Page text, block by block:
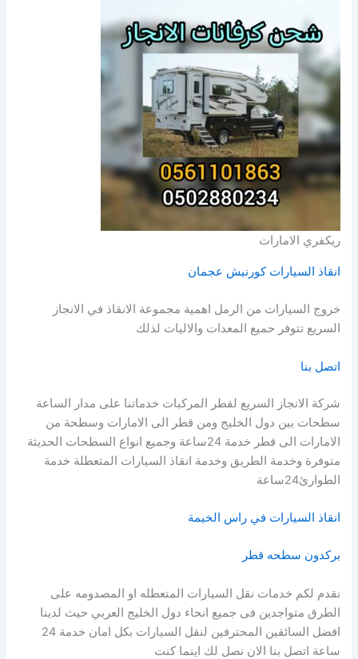
ريكفري الامارات
انقاذ السيارات كورنيش عجمان
خروج السيارات من الرمل اهمية مجموعة الانقاذ في الانجاز
السريع تتوفر حميع المعدات والاليات لذلك
اتصل بنا
شركة الانجاز السريع لقطر المركبات خدماتنا على مدار الساعة
سطحات بين دول الخليج ومن قطر الى الامارات وسطحة من
الامارات الى قطر خدمة 24ساعة وجميع انواع السطحات الحديثة
متوفرة وخدمة الطريق وخدمة انقاذ السيارات المتعطلة خدمة
الطوارئ24ساعة
انقاذ السيارات في راس الخيمة
بركدون سطحه قطر
نقدم لكم خدمات نقل السيارات المتعطله او المصدومه على
الطرق متواجدين فى جميع انحاء دول الخليج العربي حيث لدينا
افضل السائقين المحترفين لنقل السيارات بكل امان خدمة 24
ساعة اتصل بنا الان نصل لك اينما كنت